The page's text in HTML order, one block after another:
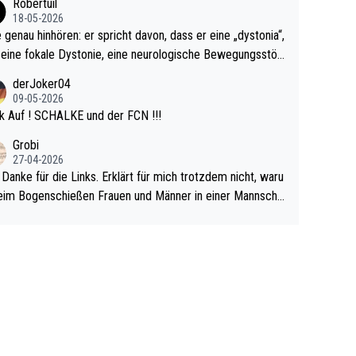
Robertuil
18-05-2026
genau hinhören: er spricht davon, dass er eine „dystonia“,
fokale Dystonie, eine neurologische Bewegungsstör
im Arm hat. Und, dass Medikamente ihm helfen! Ich gl
immer noch, dass sehr viele der Dartits-Fälle fälschlich p
könnten teils wirksam behandelt werden! Dafür müsst
nur zum Neurologen und nicht zum Mentaltrainer gehe
derJoker04
09-05-2026
Auf ! SCHALKE und der FCN !!!
Grobi
27-04-2026
Danke für die Links. Erklärt für mich trotzdem nicht, waru
Bogenschießen Frauen und Männer in einer Mannscha